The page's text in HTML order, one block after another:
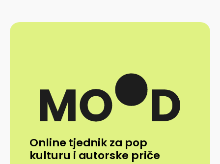
Online tjednik za pop
kulturu i autorske priče